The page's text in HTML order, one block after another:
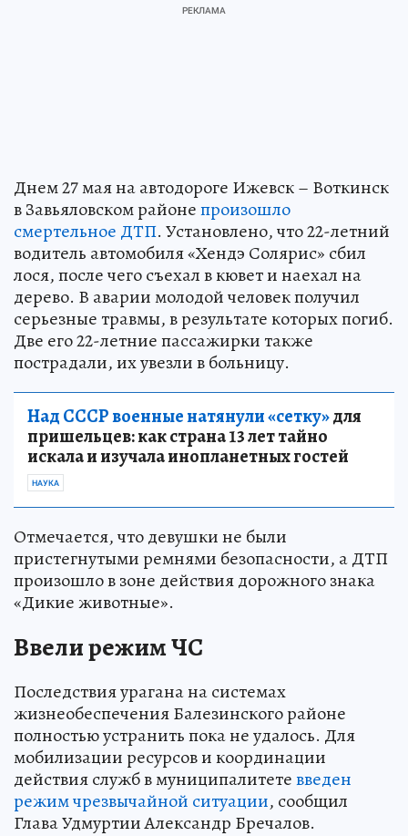
Днем 27 мая на автодороге Ижевск – Воткинск
в Завьяловском районепроизошло
смертельное ДТП. Установлено, что 22-летний
водитель автомобиля «Хендэ Солярис» сбил
лося, после чего съехал в кювет и наехал на
дерево. В аварии молодой человек получил
серьезные травмы, в результате которых погиб.
Две его 22-летние пассажирки также
пострадали, их увезли в больницу.
Над СССР военные натянули «сетку»для
пришельцев: как страна 13 лет тайно
искала и изучала инопланетных гостей
НАУКА
Отмечается, что девушки не были
пристегнутыми ремнями безопасности, а ДТП
произошло в зоне действия дорожного знака
«Дикие животные».
Ввели режим ЧС
Последствия урагана на системах
жизнеобеспечения Балезинского районе
полностью устранить пока не удалось. Для
мобилизации ресурсов и координации
действия служб в муниципалитетевведен
режим чрезвычайной ситуации, сообщил
Глава Удмуртии Александр Бречалов.